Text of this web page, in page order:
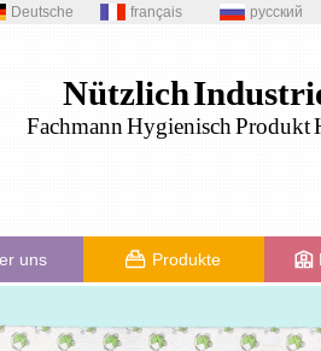
Deutsche français русский
Nützlich
FachmannHygienischProdukt
uns Produkte